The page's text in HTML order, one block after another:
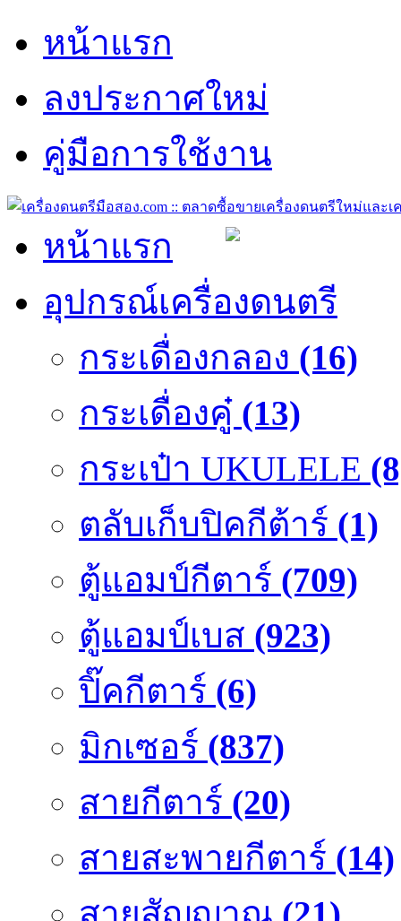
หน้าแรก
ลงประกาศใหม่
คู่มือการใช้งาน
หน้าแรก
อุปกรณ์เครื่องดนตรี
กระเดื่องกลอง (16)
กระเดื่องคู๋ (13)
กระเป๋า UKULELE
ตลับเก็บปิคกีต้าร์ (1)
ตู้แอมป์กีตาร์ (709)
ตู้แอมป์เบส (923)
ปิ๊คกีตาร์ (6)
มิกเซอร์ (837)
สายกีตาร์ (20)
สายสะพายกีตาร์ (14)